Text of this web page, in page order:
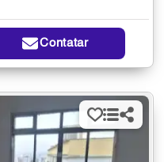
Contatar